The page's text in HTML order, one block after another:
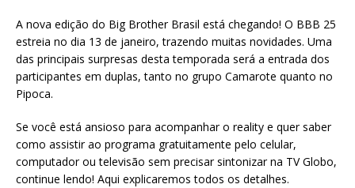
A nova edição do Big Brother Brasil está chegando! O BBB 25
estreia no dia 13 de janeiro, trazendo muitas novidades. Uma
das principais surpresas desta temporada será a entrada dos
participantes em duplas, tanto no grupo Camarote quanto no
Pipoca.
Se você está ansioso para acompanhar o reality e quer saber
como assistir ao programa gratuitamente pelo celular,
computador ou televisão sem precisar sintonizar na TV Globo,
continue lendo! Aqui explicaremos todos os detalhes.